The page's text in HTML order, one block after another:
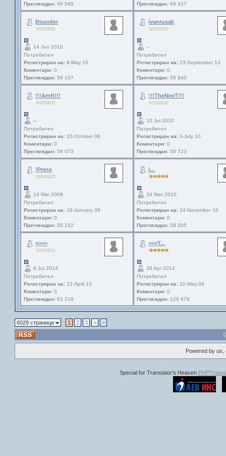
Преглеждан: 60 549
Преглеждан: 69 437
Ðisorder
14 Jun 2010
Потребител
Регистриран на: 8-May 10
Коментари: 0
Преглеждан: 59 107
ívanrusak
--
Потребител
Регистриран на: 23-September 13
Коментари: 0
Преглеждан: 58 840
!!!Amft!!!
--
Потребител
Регистриран на: 20-October 08
Коментари: 0
Преглеждан: 58 073
!!!TheNexT!!!
10 Jul 2010
Потребител
Регистриран на: 3-July 10
Коментари: 0
Преглеждан: 56 723
!Press
14 Mar 2008
Потребител
Регистриран на: 19-January 08
Коментари: 0
Преглеждан: 58 152
เ...
24 Nov 2010
Потребител
Регистриран на: 24-November 10
Коментари: 0
Преглеждан: 59 005
<><>
9 Jul 2014
Потребител
Регистриран на: 12-April 13
Коментари: 0
Преглеждан: 61 216
<<<T...
28 Apr 2014
Потребител
Регистриран на: 22-May 08
Коментари: 0
Преглеждан: 126 679
6029 страници 1 2 3 > »
Powered by
Special for Translator's Heaven